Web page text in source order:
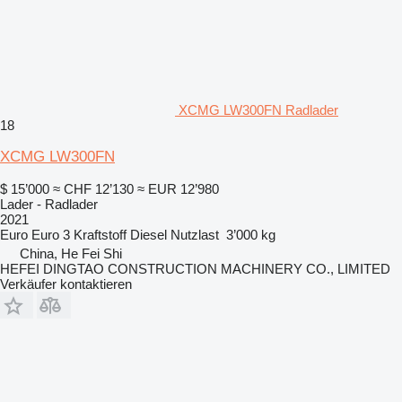
XCMG LW300FN Radlader
18
XCMG LW300FN
$ 15’000 ≈ CHF 12’130 ≈ EUR 12’980
Lader - Radlader
2021
Euro Euro 3 Kraftstoff Diesel Nutzlast 3’000 kg
China, He Fei Shi
HEFEI DINGTAO CONSTRUCTION MACHINERY CO., LIMITED
Verkäufer kontaktieren